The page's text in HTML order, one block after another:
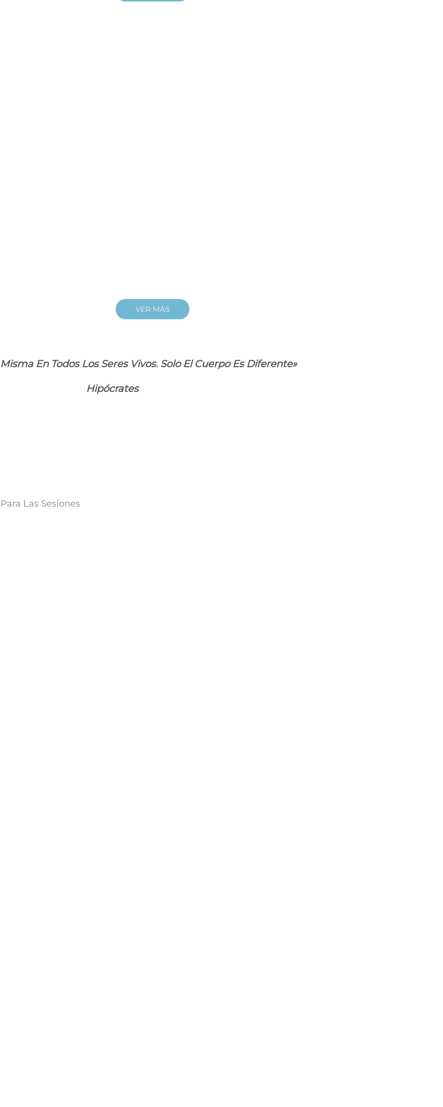
VER MÁS
En Todos Los Seres Vivos. Solo El Cuerpo Es Diferente»
Hipócrates
Las Sesiones